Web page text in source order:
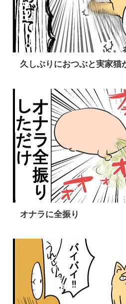
久しぶりにおつぶと実家猫
オナラに全振り